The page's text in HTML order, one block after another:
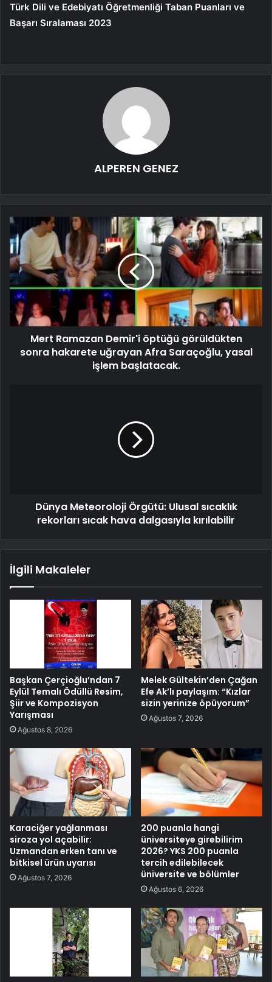
Türk Dili ve Edebiyatı Öğretmenliği Taban Puanları ve
Başarı Sıralaması 2023
ALPEREN GENEZ
Mert Ramazan Demir'i öptüğü görüldükten
sonra hakarete uğrayan Afra Saraçoğlu, yasal
işlem başlatacak.
Dünya Meteoroloji Örgütü: Ulusal sıcaklık
rekorları sıcak hava dalgasıyla kırılabilir
İlgili Makaleler
Başkan Çerçioğlu’ndan 7
Eylül Temalı Ödüllü Resim,
Şiir ve Kompozisyon
Yarışması
Ağustos 8, 2026
Melek Gültekin’den Çağan
Efe Ak’lı paylaşım: “Kızlar
sizin yerinize öpüyorum”
Ağustos 7, 2026
Karaciğer yağlanması
siroza yol açabilir:
Uzmandan erken tanı ve
bitkisel ürün uyarısı
Ağustos 7, 2026
200 puanla hangi
üniversiteye girebilirim
2026? YKS 200 puanla
tercih edilebilecek
üniversite ve bölümler
Ağustos 6, 2026